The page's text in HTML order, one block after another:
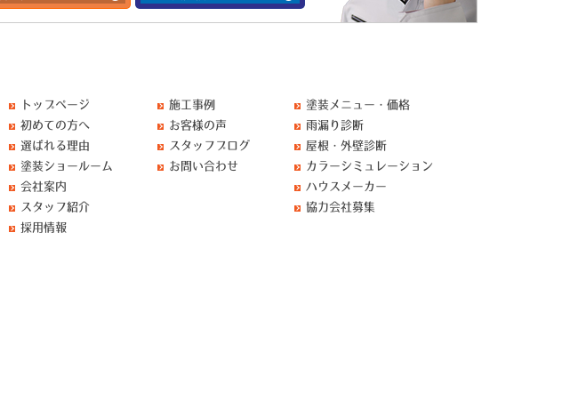
トップページ
初めての方へ
選ばれる理由
塗装ショールーム
会社案内
スタッフ紹介
採用情報
施工事例
お客様の声
スタッフブログ
お問い合わせ
塗装メニュー・価格
雨漏り診断
屋根・外壁診断
カラーシミュレーション
ハウスメーカー
協力会社募集